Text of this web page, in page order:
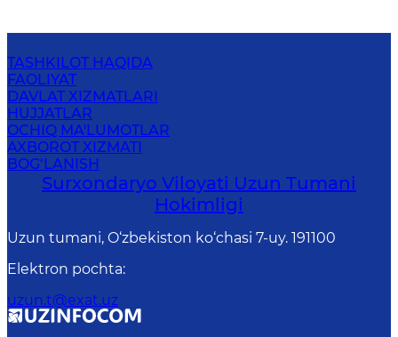
TASHKILOT HAQIDA
FAOLIYAT
DAVLAT XIZMATLARI
HUJJATLAR
OCHIQ MA'LUMOTLAR
AXBOROT XIZMATI
BOG‘LANISH
Surxondaryo Viloyati Uzun Tumani
Hokimligi
Uzun tumani, O‘zbekiston ko‘chasi 7-uy. 191100
Elektron pochta:
uzun.t@exat.uz